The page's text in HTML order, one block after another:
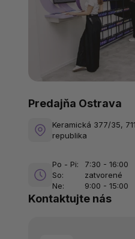
Kontaktujte nás
Predajňa Ostrava
Keramická 377/35,
republika
Po - Pi:
7:30 - 16:00
So:
zatvorené
Ne:
9:00 - 15:00